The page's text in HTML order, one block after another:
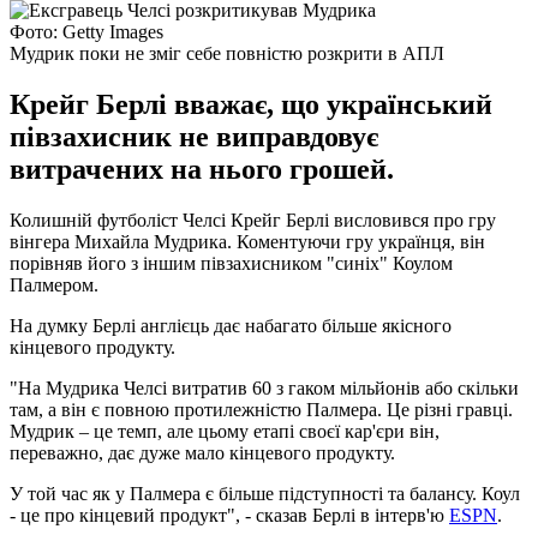
Фото: Getty Images
Мудрик поки не зміг себе повністю розкрити в АПЛ
Крейг Берлі вважає, що український
півзахисник не виправдовує
витрачених на нього грошей.
Колишній футболіст Челсі Крейг Берлі висловився про гру
вінгера Михайла Мудрика. Коментуючи гру українця, він
порівняв його з іншим півзахисником "синіх" Коулом
Палмером.
На думку Берлі англієць дає набагато більше якісного
кінцевого продукту.
"На Мудрика Челсі витратив 60 з гаком мільйонів або скільки
там, а він є повною протилежністю Палмера. Це різні гравці.
Мудрик – це темп, але цьому етапі своєї кар'єри він,
переважно, дає дуже мало кінцевого продукту.
У той час як у Палмера є більше підступності та балансу. Коул
- це про кінцевий продукт", - сказав Берлі в інтерв'ю ESPN.